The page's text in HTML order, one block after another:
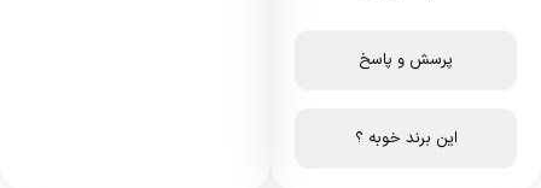
پرسش و پاسخ
این برند خوبه ؟